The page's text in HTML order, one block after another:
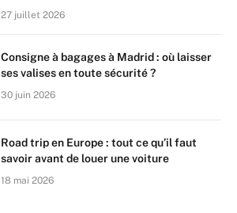
27 juillet 2026
Consigne à bagages à Madrid : où laisser
ses valises en toute sécurité ?
30 juin 2026
Road trip en Europe : tout ce qu’il faut
savoir avant de louer une voiture
18 mai 2026